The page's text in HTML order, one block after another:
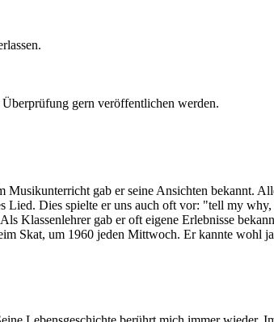
gern veröffentlichen werden.
gab er seine Ansichten bekannt.
Lied. Dies spielte er uns auch oft vor: "tell my
gab er oft eigene Erlebnisse
Skat, um 1960 jeden Mittwoch. Er kannte wohl